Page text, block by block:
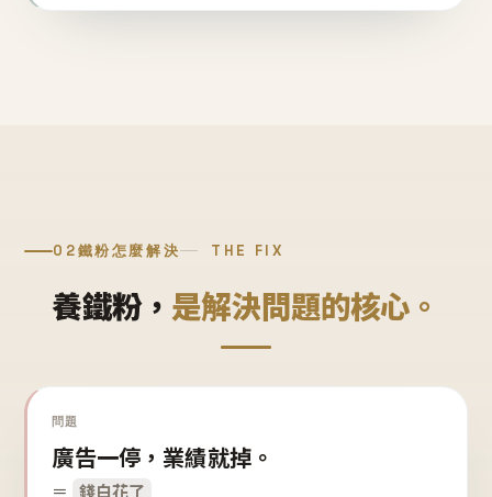
02鐵粉怎麼解決 THE FIX
養鐵粉， 是解決問題的核心。
問題
廣告一停，業績就掉。
＝ 錢白花了